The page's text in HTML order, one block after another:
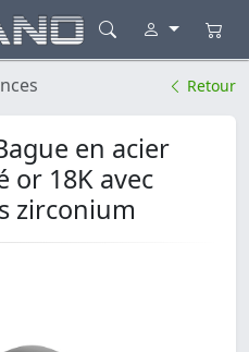
Retour
en acier
or 18K avec
zirconium